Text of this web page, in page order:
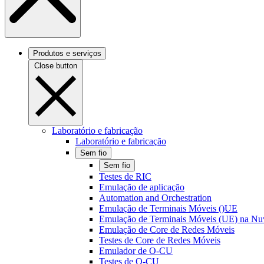
Produtos e serviços
Close button
Laboratório e fabricação
Laboratório e fabricação
Sem fio
Sem fio
Testes de RIC
Emulação de aplicação
Automation and Orchestration
Emulação de Terminais Móveis ()UE
Emulação de Terminais Móveis (UE) na
Emulação de Core de Redes Móveis
Testes de Core de Redes Móveis
Emulador de O-CU
Testes de O-CU